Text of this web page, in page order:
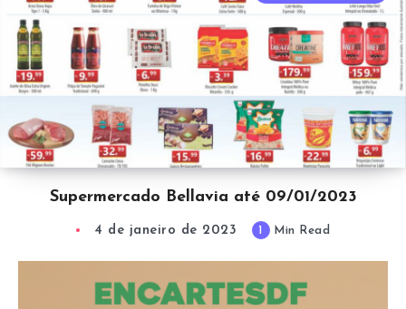
Supermercado Bellavia até 09/01/2023
4 de janeiro de 2023 1 Min Read